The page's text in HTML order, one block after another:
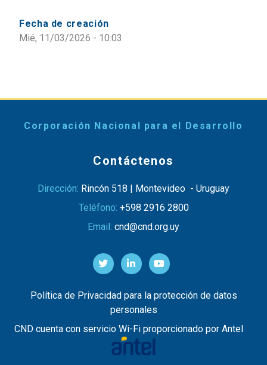
Fecha de creación
Mié, 11/03/2026 - 10:03
Corporación Nacional para el Desarrollo
Contáctenos
Dirección: Rincón 518 | Montevideo - Uruguay
Teléfono: +598 2916 2800
Email: cnd@cnd.org.uy
Política de Privacidad para la protección de datos
personales
CND cuenta con servicio Wi-Fi proporcionado por Antel